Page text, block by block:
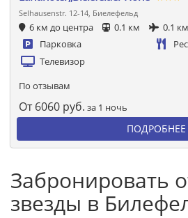
Selhausenstr. 12-14, Биелефельд
6 км до центра 0.1 км
0.1 км
Парковка
Телевизор
По отзывам
От 6060 руб. за 1 ночь
ПОДРОБНЕЕ
Забронировать
звезды в